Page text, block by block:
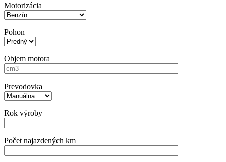
Motorizácia
Pohon
Objem motora
Prevodovka
Rok výroby
Počet najazdených km